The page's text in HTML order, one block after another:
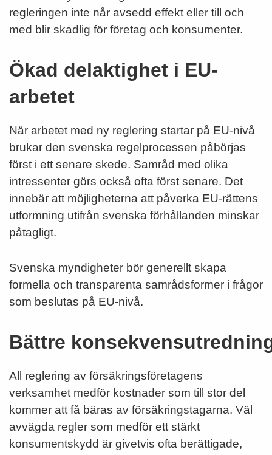
regleringen inte når avsedd effekt eller till och
med blir skadlig för företag och konsumenter.
Ökad delaktighet i EU-
arbetet
När arbetet med ny reglering startar på EU-­nivå
brukar den svenska regelprocessen påbörjas
först i ett senare skede. Samråd med olika
intressenter görs också ofta först senare. Det
innebär att möjligheterna att påverka EU-­rättens
utformning utifrån svenska förhållanden minskar
påtagligt.
Svenska myndigheter bör generellt skapa
formella och transpa­renta samrådsformer i frågor
som beslutas på EU­-nivå.
Bättre
All reglering av försäkringsföretagens
verksamhet medför kostnader som till stor del
kommer att få bäras av försäkringstagarna. Väl
avvägda regler som medför ett stärkt
konsumentskydd är givetvis ofta berättigade,